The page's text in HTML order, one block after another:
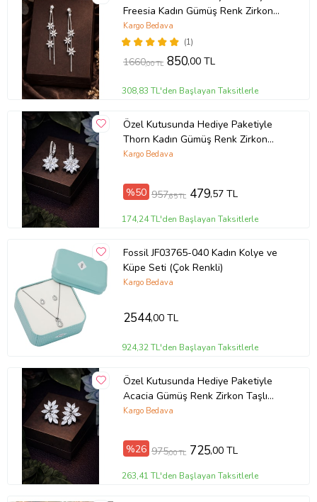
Freesia Kadın Gümüş Renk Zirkon
Taşlı Abiye Düğün Nişan Söz Parti
Davet Hediye Küpe
(1)
Kargo Bedava
1660,00 TL 850,00 TL
308,83 TL'den Başlayan Taksitlerle
Özel Kutusunda Hediye Paketiyle
Thorn Kadın Gümüş Renk Zirkon
Taşlı Abiye Düğün Nişan Söz Parti
Kargo Bedava
%50 957,65 TL 479,57 TL
174,24 TL'den Başlayan Taksitlerle
Fossil JF03765-040 Kadın Kolye ve
Küpe Seti (Çok Renkli)
Kargo Bedava
2544,00 TL
924,32 TL'den Başlayan Taksitlerle
Özel Kutusunda Hediye Paketiyle
Acacia Gümüş Renk Zirkon Taşlı
Abiye Düğün Nişan Söz Parti Davet
Kargo Bedava
%26 975,00 TL 725,00 TL
263,41 TL'den Başlayan Taksitlerle